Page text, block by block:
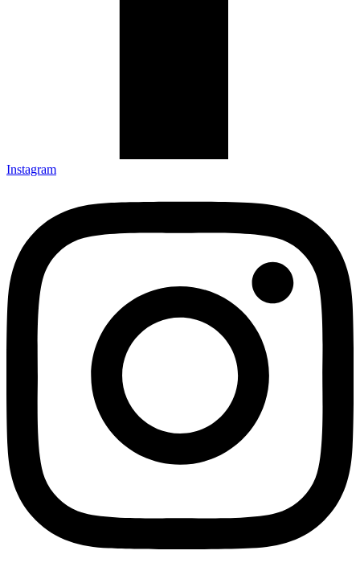
Instagram